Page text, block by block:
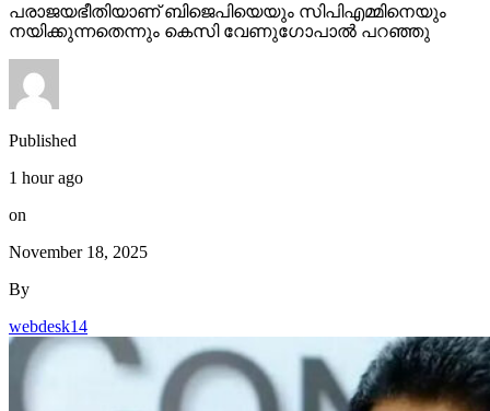
പരാജയഭീതിയാണ് ബിജെപിയെയും സിപിഎമ്മിനെയും
നയിക്കുന്നതെന്നും കെസി വേണുഗോപാല്‍ പറഞ്ഞു
Published
1 hour ago
on
November 18, 2025
By
webdesk14